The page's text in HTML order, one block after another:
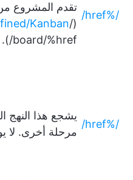
/%href/
تقدم المشروع
(/href/
Kanban
board/%href/).
/%href/
يشجع هذا النهج
مرحلة أخرى. لا